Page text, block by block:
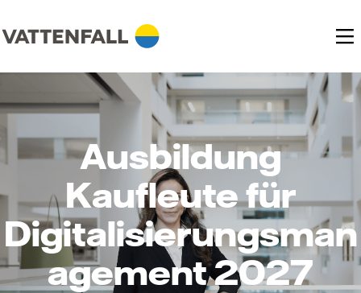
Ausbildung
Kaufleute für
Digitalisierungsman
agement 2027